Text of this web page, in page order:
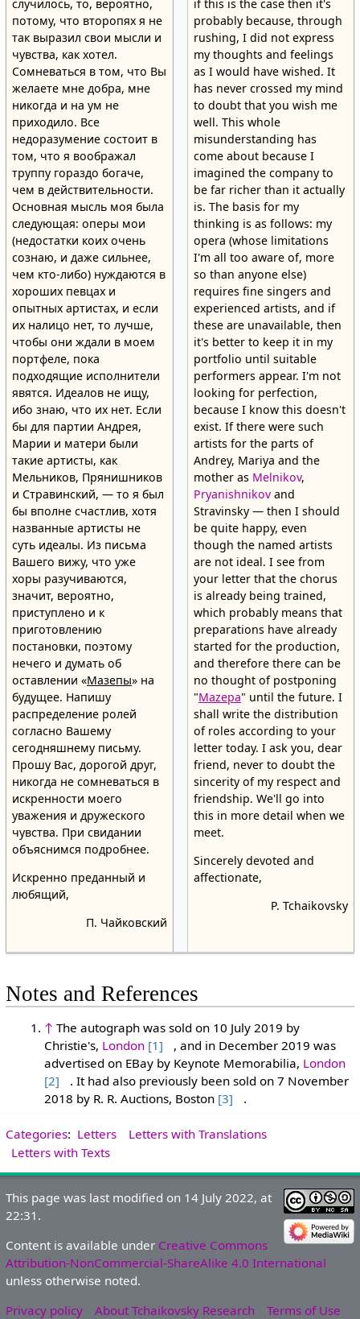
случилось, то, вероятно,
потому, что второпях я не
так выразил свои мысли и
чувства, как хотел.
Сомневаться в том, что Вы
желаете мне добра, мне
никогда и на ум не
приходило. Все
недоразумение состоит в
том, что я воображал
труппу гораздо богаче,
чем в действительности.
Основная мысль моя была
следующая: оперы мои
(недостатки коих очень
сознаю, и даже сильнее,
чем кто-либо) нуждаются в
хороших певцах и
опытных артистах, и если
их налицо нет, то лучше,
чтобы они ждали в моем
портфеле, пока
подходящие исполнители
явятся. Идеалов не ищу,
ибо знаю, что их нет. Если
бы для партии Андрея,
Марии и матери были
такие артисты, как
Мельников, Прянишников
и Стравинский, — то я был
бы вполне счастлив, хотя
названные артисты не
суть идеалы. Из письма
Вашего вижу, что уже
хоры разучиваются,
значит, вероятно,
приступлено и к
приготовлению
постановки, поэтому
нечего и думать об
оставлении «Мазепы» на
будущее. Напишу
распределение ролей
согласно Вашему
сегодняшнему письму.
Прошу Вас, дорогой друг,
никогда не сомневаться в
искренности моего
уважения и дружеского
чувства. При свидании
объяснимся подробнее.
Искренно преданный и
любящий,
П. Чайковский
if this is the case then it's
probably because, through
rushing, I did not express
my thoughts and feelings
as I would have wished. It
has never crossed my mind
to doubt that you wish me
well. This whole
misunderstanding has
come about because I
imagined the company to
be far richer than it actually
is. The basis for my
thinking is as follows: my
opera (whose limitations
I'm all too aware of, more
so than anyone else)
requires fine singers and
experienced artists, and if
these are unavailable, then
it's better to keep it in my
portfolio until suitable
performers appear. I'm not
looking for perfection,
because I know this doesn't
exist. If there were such
artists for the parts of
Andrey, Mariya and the
mother as Melnikov,
Pryanishnikovand
Stravinsky — then I should
be quite happy, even
though the named artists
are not ideal. I see from
your letter that the chorus
is already being trained,
which probably means that
preparations have already
started for the production,
and therefore there can be
no thought of postponing
"Mazepa" until the future. I
shall write the distribution
of roles according to your
letter today. I ask you, dear
friend, never to doubt the
sincerity of my respect and
friendship. We'll go into
this in more detail when we
meet.
Sincerely devoted and
affectionate,
P. Tchaikovsky
Notes and References
↑ The autograph was sold on 10 July 2019 by
Christie's, London [1]
, and in December 2019 was
advertised on EBay by Keynote Memorabilia, London
[2]
. It had also previously been sold on 7 November
2018 by R. R. Auctions, Boston [3] .
Categories: Letters
Letters with Translations
Letters with Texts
This page was last modified on 14 July 2022, at
22:31.
Content is available under Creative Commons
Attribution-NonCommercial-ShareAlike 4.0 International
unless otherwise noted.
Privacy policy
About Tchaikovsky Research Terms of Use